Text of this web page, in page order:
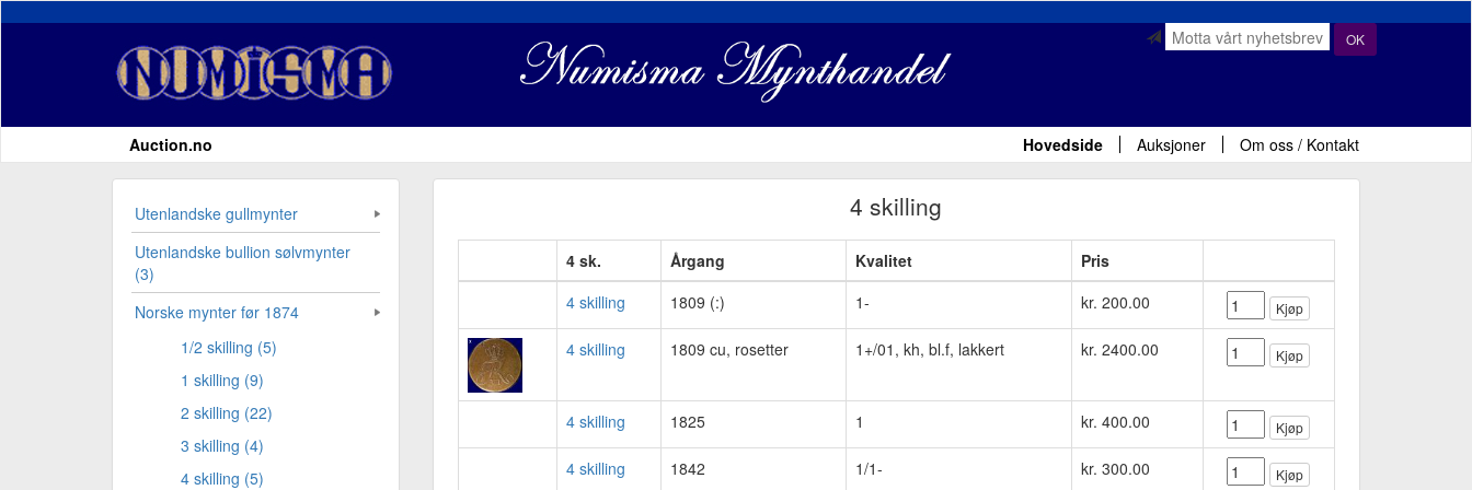
OK
Auction.no Hovedside Auksjoner Om oss / Kontakt
Utenlandske gullmynter
Utenlandske bullion sølvmynter
(3)
Norske mynter før 1874
1/2 skilling (5)
1 skilling (9)
2 skilling (22)
3 skilling (4)
4 skilling (5)
4 skilling
4 sk. Årgang Kvalitet
Pris
4 skilling
1809 (:) 1- kr. 200.00 Kjøp
4 skilling 1809 cu, rosetter 1+/01, kh, bl.f, lakkert kr. 2400.00 Kjøp
4 skilling 1825 1 kr. 400.00 Kjøp
4 skilling 1842 1/1- kr. 300.00 Kjøp